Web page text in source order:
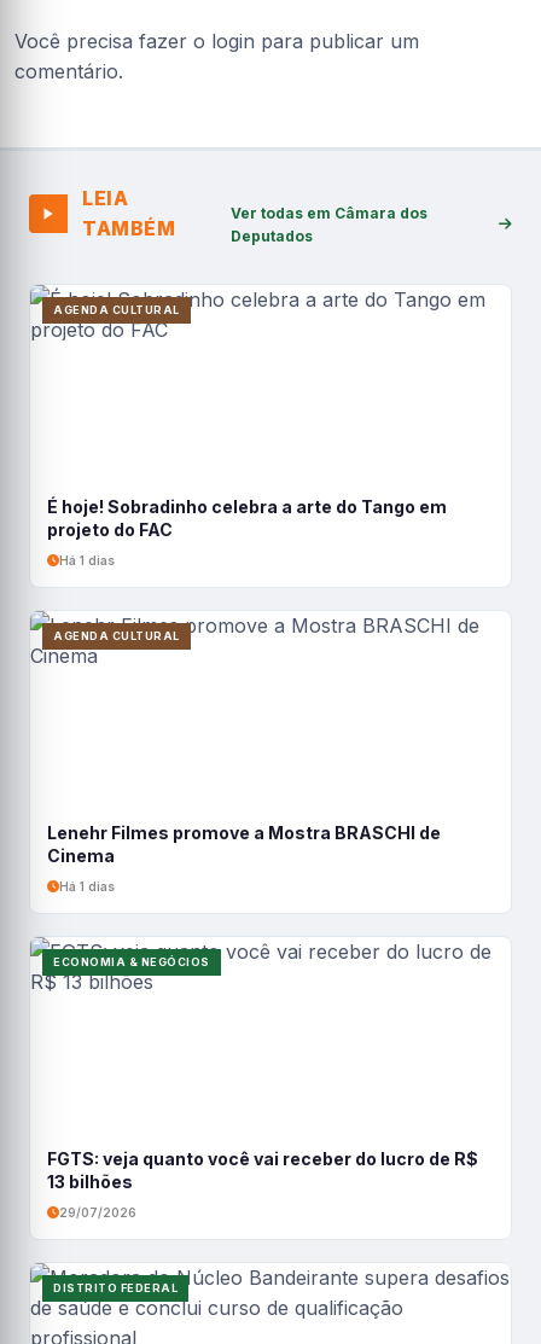
Você precisa fazer o login para publicar um
comentário.
LEIA
TAMBÉM
Ver todas em Câmara dos
Deputados
AGENDA CULTURAL
É hoje! Sobradinho celebra a arte do Tango em
projeto do FAC
Há 1 dias
AGENDA CULTURAL
Lenehr Filmes promove a Mostra BRASCHI de
Cinema
Há 1 dias
ECONOMIA & NEGÓCIOS
FGTS: veja quanto você vai receber do lucro de R$
13 bilhões
29/07/2026
DISTRITO FEDERAL